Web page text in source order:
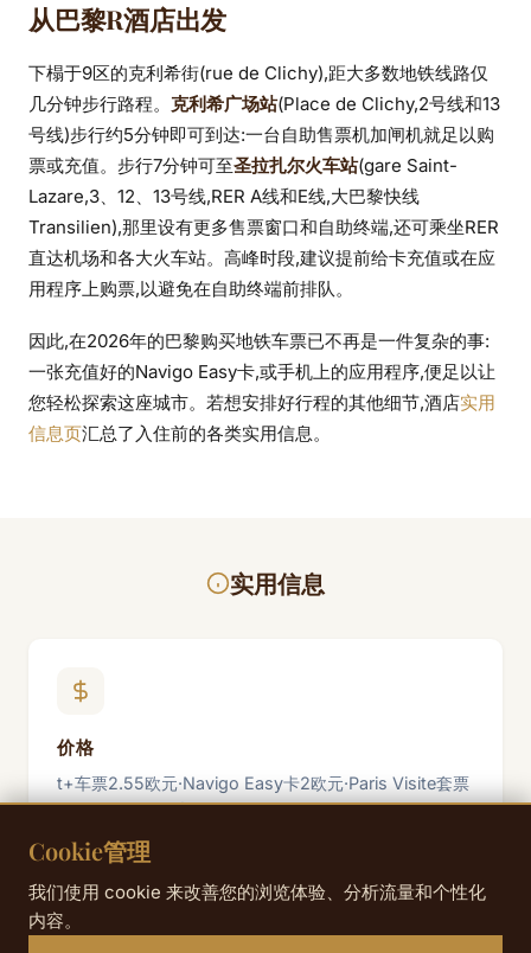
从巴黎R酒店出发
下榻于9区的克利希街(rue de Clichy),距大多数地铁线路仅
几分钟步行路程。 克利希广场站(Place de Clichy,2号线和13
号线)步行约5分钟即可到达:一台自助售票机加闸机就足以购
票或充值。步行7分钟可至圣拉扎尔火车站(gare Saint-
Lazare,3、12、13号线,RER A线和E线,大巴黎快线
Transilien),那里设有更多售票窗口和自助终端,还可乘坐RER
直达机场和各大火车站。高峰时段,建议提前给卡充值或在应
用程序上购票,以避免在自助终端前排队。
因此,在2026年的巴黎购买地铁车票已不再是一件复杂的事:
一张充值好的Navigo Easy卡,或手机上的应用程序,便足以让
您轻松探索这座城市。若想安排好行程的其他细节,酒店实用
信息页汇总了入住前的各类实用信息。
实用信息
价格
t+车票2.55欧元·Navigo Easy卡2欧元·Paris Visite套票
1日30.60欧元起(2026年票价)
Cookie管理
我们使用 cookie 来改善您的浏览体验、分析流量和个性化
内容。